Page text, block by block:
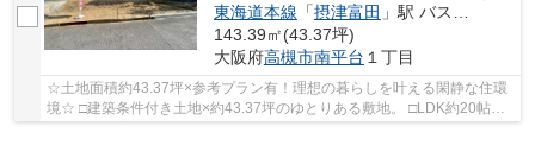
東海道本線 「摂津富田 」駅 バス12分 「南平台南」 停歩7分
143.39㎡(43.37坪)
大阪府高槻市南平台 １丁目
☆土地面積約43.37坪×参考プラン有！理想の暮らしを叶える閑静な住環
境☆ □建築条件付き土地×約43.37坪のゆとりある敷地。 □LDK約20帖の
4LDK参考プラン有り！ □開放感のあるアイランド風...